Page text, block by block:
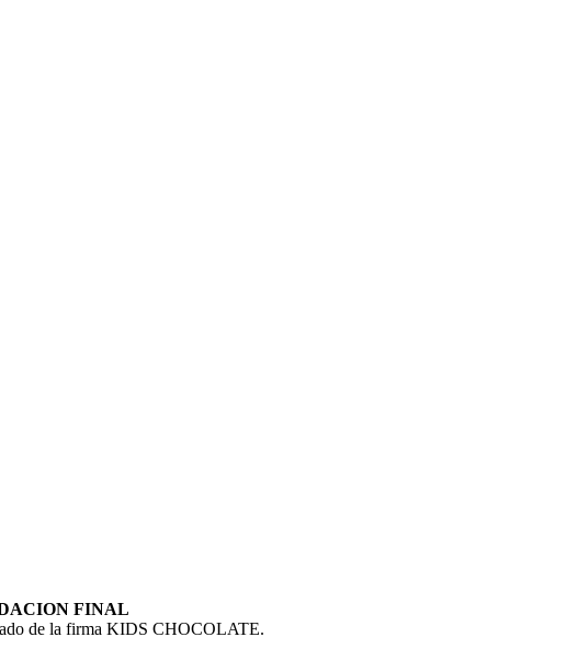
FINAL
de la firma KIDS CHOCOLATE.